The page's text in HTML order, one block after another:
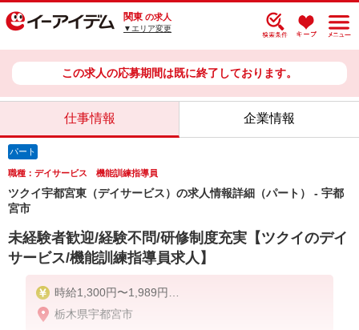
関東 の求人
▼エリア変更
この求人の応募期間は既に終了しております。
仕事情報 企業情報
パート
職種：デイサービス 機能訓練指導員
ツクイ宇都宮東（デイサービス）の求人情報詳細（パート） - 宇都
宮市
未経験者歓迎/経験不問/研修制度充実【ツクイのデイ
サービス/機能訓練指導員求人】
時給1,300円〜1,989円
★土日祝日は時給100円アップ！
栃木県宇都宮市